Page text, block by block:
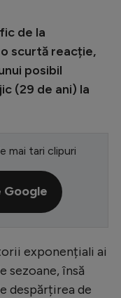
de la
scurtă reacție,
posibil
(29 de ani) la
mai tari clipuri
Google
exponențiali ai
sezoane, însă
despărțirea de